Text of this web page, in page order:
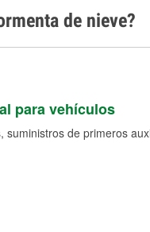
de nieve?
para vehículos
suministros de primeros